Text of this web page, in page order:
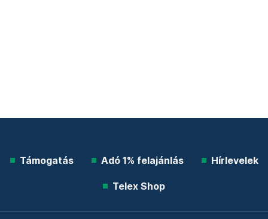
Támogatás Adó 1% felajánlás Hírlevelek
Telex Shop